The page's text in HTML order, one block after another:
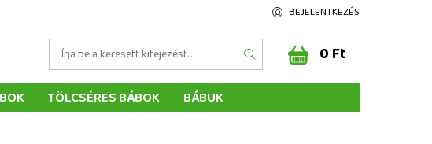
BEJELENTKEZÉS
0 Ft
TÖLCSÉRES BÁBOK
BÁBUK